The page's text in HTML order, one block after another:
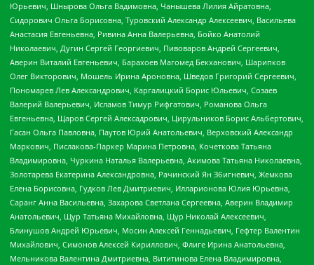
Юрьевич, Шнырова Ольга Вадимовна, Чанышева Лилия Айратовна,
Сидорович Ольга Борисовна, Туровский Александр Алексеевич, Васильева
Анастасия Евгеньевна, Ривина Анна Валерьевна, Бойко Анатолий
Николаевич, Дугин Сергей Георгиевич, Пивоваров Андрей Сергеевич,
Аверин Виталий Евгеньевич, Барахоев Магомед Бекханович, Шарипков
Олег Викторович, Мошель Ирина Ароновна, Шведов Григорий Сергеевич,
Пономарев Лев Александрович, Каргалицкий Борис Юльевич, Созаев
Валерий Валерьевич, Исламов Тимур Рифгатович, Романова Ольга
Евгеньевна, Щаров Сергей Алексадрович, Цирульников Борис Альбертович,
Гасан Ольга Павловна, Паутов Юрий Анатольевич, Верховский Александр
Маркович, Пислакова-Паркер Марина Петровна, Кочеткова Татьяна
Владимировна, Чуркина Наталья Валерьевна, Акимова Татьяна Николаевна,
Золотарева Екатерина Александровна, Рачинский Ян Збигневич, Жемкова
Елена Борисовна, Гудков Лев Дмитриевич, Илларионова Юлия Юрьевна,
Саранг Анна Васильевна, Захарова Светлана Сергеевна, Аверин Владимир
Анатольевич, Щур Татьяна Михайловна, Щур Николай Алексеевич,
Блинушов Андрей Юрьевич, Мосин Алексей Геннадьевич, Гефтер Валентин
Михайлович, Симонов Алексей Кириллович, Флиге Ирина Анатольевна,
Мельникова Валентина Дмитриевна, Вититинова Елена Владимировна,